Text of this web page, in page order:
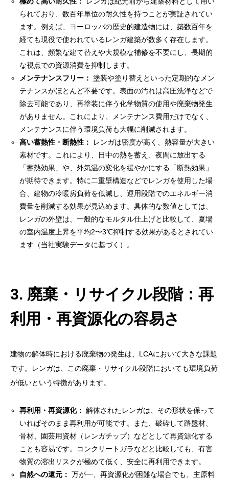
られており、数百年単位の耐久性を持つことが実証されてい
ます。例えば、ヨーロッパの歴史的建造物には、築数百年を
経ても現役で使われているレンガ建築が数多く存在します。
これは、頻繁な建て替えや大規模な補修を不要にし、長期的
な視点での資源消費を抑制します。
メンテナンスフリー： 塗装や塗り替えといった定期的なメン
テナンスがほとんど不要です。表面の汚れは高圧洗浄などで
除去可能であり、再塗装に伴う化学物質の使用や廃棄物発生
がありません。これにより、メンテナンス費用だけでなく、
メンテナンスに伴う環境負荷も大幅に削減されます。
高い蓄熱性・断熱性：
レンガは密度が高く、熱容量が大きい
素材です。これにより、日中の熱を蓄え、夜間に放出する
「蓄熱効果」や、外気温の変化を緩やかにする「断熱効果」
が期待できます。特に二重壁構造などでレンガを使用した場
合、建物の冷暖房負荷を低減し、運用段階でのエネルギー消
費量を削減する効果が見込めます。具体的な数値としては、
レンガの外壁は、一般的なモルタル仕上げと比較して、夏場
の室内温度上昇を平均2〜3℃抑制する効果があるとされてい
ます（当社実験データに基づく）。
3. 廃棄・リサイクル段階：再
利用・再資源化の容易さ
建物の解体時における廃棄物の発生は、LCAにおいて大きな課題
です。レンガは、この廃棄・リサイクル段階においても環境負荷
が低いという特徴があります。
再利用・再資源化： 解体されたレンガは、その形状を保って
いればそのまま再利用が可能です。また、破砕して路盤材、
骨材、園芸用資材（レンガチップ）などとして再資源化する
ことも容易です。コンクリートガラなどと比較しても、有害
物質の溶出リスクが極めて低く、安全に再利用できます。
自然への還元： 万が一、再資源化が困難な場合でも、主原料